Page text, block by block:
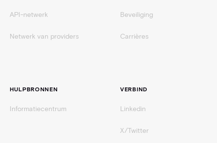
API-netwerk
Netwerk van providers
Beveiliging
Carrières
HULPBRONNEN
Informatiecentrum
VERBIND
Linkedin
X/Twitter